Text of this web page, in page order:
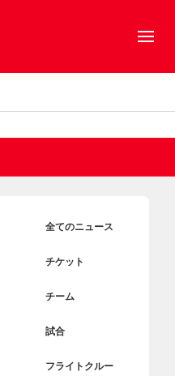
全てのニュース
チケット
チーム
試合
フライトクルー